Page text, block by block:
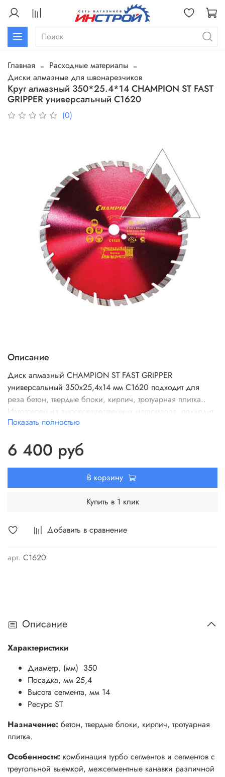
Главная
Расходные материалы
Диски алмазные для швонарезчиков
Круг алмазный 350*25.4*14 CHAMPION ST FAST
GRIPPER универсальный C1620
(0)
Добавить в сравнение
арт. C1620
Описание
Диск алмазный CHAMPION ST FAST GRIPPER
универсальный 350х25,4х14 мм C1620 подходит для
реза бетон, твердые блоки, кирпич, тротуарная плитка..
Изготовлен из высококачественных материалов, подходит
для профессионального использования
Показать полностью
6 400 руб
В корзину
Купить в 1 клик
Описание
Характеристики
Диаметр, (мм) 350
Посадка, мм 25,4
Высота сегмента, мм 14
Ресурс ST
Назначение: бетон, твердые блоки, кирпич, тротуарная
плитка.
Особенности: комбинация турбо сегментов и сегментов с
треугольной выемкой, межсегментные канавки различной